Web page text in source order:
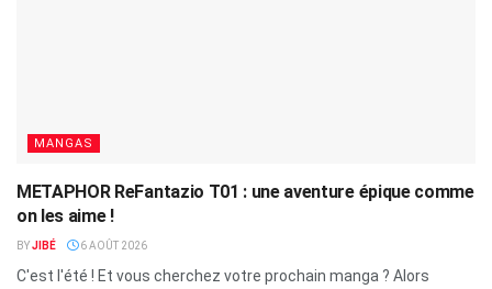
MANGAS
METAPHOR ReFantazio T01 : une aventure épique comme
on les aime !
BYJIBÉ 6 AOÛT 2026
C'est l'été ! Et vous cherchez votre prochain manga ? Alors